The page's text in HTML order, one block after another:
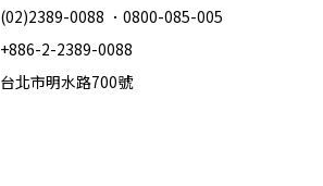
(02)2389-0088 ． 0800-085-005
+886-2-2389-0088
台北市明水路700號